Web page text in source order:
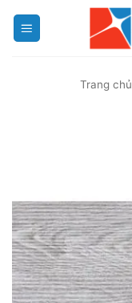
Trang chủ